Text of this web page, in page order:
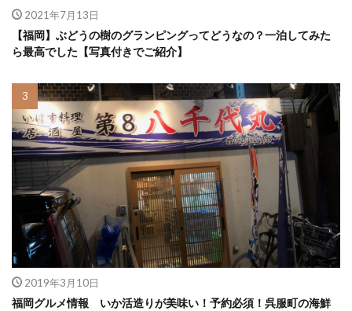
2021年7月13日
【福岡】ぶどうの樹のグランピングってどうなの？一泊してみた
ら最高でした【写真付きでご紹介】
2019年3月10日
福岡グルメ情報 いか活造りが美味い！予約必須！呉服町の海鮮